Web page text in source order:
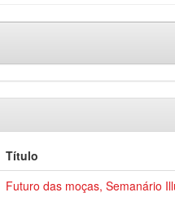
Título
Futuro das moças, Semanário